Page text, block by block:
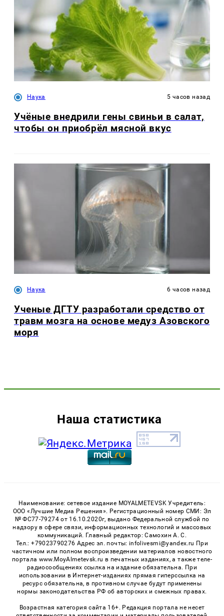
Наука 5 часов назад
Учёные внедрили гены свиньи в салат,
чтобы он приобрёл мясной вкус
Наука 6 часов назад
Ученые ДГТУ разработали средство от
травм мозга на основе медуз Азовского
моря
Наша статистика
Наименование: сетевое издание MOYALMETEVSK Учредитель:
ООО «Лучшие Медиа Решения». Регистрационный номер СМИ: Эл
№ ФС77-79274 от 16.10.2020г, выдано Федеральной службой по
надзору в сфере связи, информационных технологий и массовых
коммуникаций. Главный редактор: Самохин А. С.
Тел.: +79023790276 Адрес эл. почты: infolivesmi@yandex.ru При
частичном или полном воспроизведении материалов новостного
портала www.MoyAlmetevsk.ru в печатных изданиях, а также теле-
радиосообщениях ссылка на издание обязательна. При
использовании в Интернет-изданиях прямая гиперссылка на
ресурс обязательна, в противном случае будут применены
нормы законодательства РФ об авторских и смежных правах.
Возрастная категория сайта 16+. Редакция портала не несет